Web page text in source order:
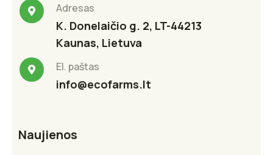
Adresas
K. Donelaičio g. 2, LT-44213
Kaunas, Lietuva
El. paštas
info@ecofarms.lt
Naujienos